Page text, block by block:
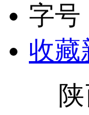
字号
收藏
陕西